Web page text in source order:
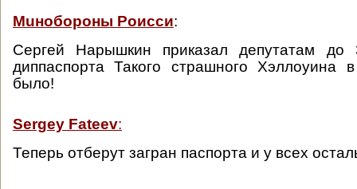
Мuнобороны Роисси:
Сергей Нарышкин приказал депутатам до
диппаспорта Такого страшного
было!
Sergey Fateev:
Теперь отберут загран паспорта и у всех